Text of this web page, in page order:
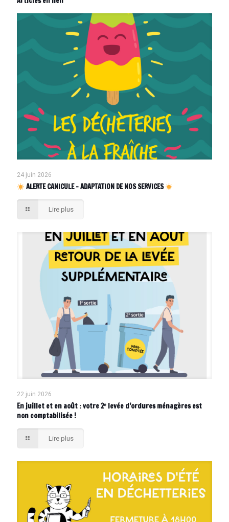
24 juin 2026
ALERTE CANICULE – ADAPTATION DE NOS SERVICES
Lire plus
22 juin 2026
En juillet et en août : votre 2ᵉ levée d’ordures ménagères est
non comptabilisée !
Lire plus